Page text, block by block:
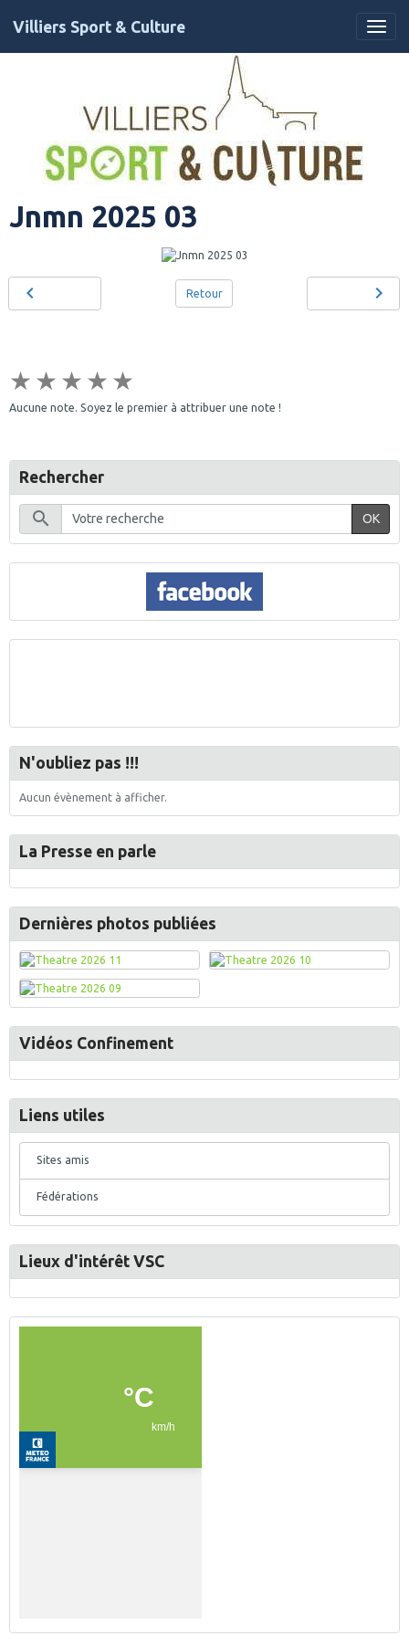
Villiers Sport & Culture
Jnmn 2025 03
Retour
★ ★ ★ ★ ★
Aucune note. Soyez le premier à attribuer une note !
Rechercher
OK
N'oubliez pas !!!
Aucun évènement à afficher.
La Presse en parle
Dernières photos publiées
Vidéos Confinement
Liens utiles
Sites amis
Fédérations
Lieux d'intérêt VSC